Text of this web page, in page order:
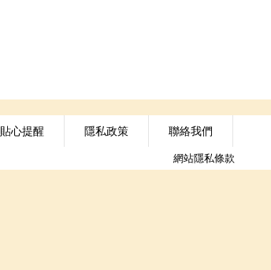
貼心提醒 隱私政策 聯絡我們
網站隱私條款